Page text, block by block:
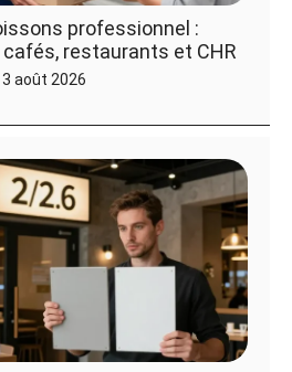
professionnel :
restaurants et CHR
3 août 2026